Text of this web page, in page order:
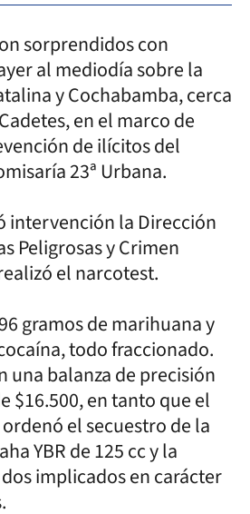
sorprendidos con
al mediodía sobre la
y Cochabamba, cerca
en el marco de
de ilícitos del
23ª Urbana.
intervención la Dirección
Peligrosas y Crimen
el narcotest.
gramos de marihuana y
todo fraccionado.
una balanza de precisión
$16.500, en tanto que el
el secuestro de la
YBR de 125 cc y la
implicados en carácter